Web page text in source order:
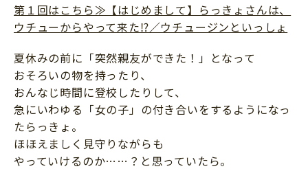
第１回はこちら≫【はじめまして】らっきょさんは、
ウチューからやって来た⁉／ウチュージンといっしょ
夏休みの前に「突然親友ができた！」となって
おそろいの物を持ったり、
おんなじ時間に登校したりして、
急にいわゆる「女の子」の付き合いをするようになっ
たらっきょ。
ほほえましく見守りながらも
やっていけるのか……？と思っていたら。